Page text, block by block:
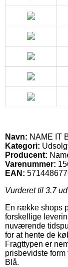
Navn: NAME IT
Kategori:
Producent:
Varenummer:
EAN:
Vurderet til 3.7ud
En række shops
forskellige
nuværende
for at hente de
Fragttypen er
prisbevidste
Blå.